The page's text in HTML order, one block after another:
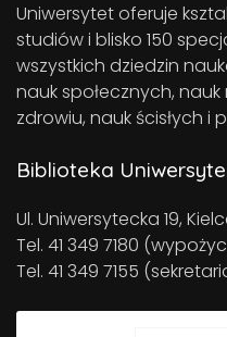
Uniwersytet oferuje
studiów i blisko 150
wszystkich dziedzin
nauk społecznych,
zdrowiu, nauk ścisłych i
Biblioteka
Ul. Uniwersytecka 19,
Tel. 41 349 7180
Tel. 41 349 7155